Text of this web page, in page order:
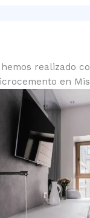
realizado
en